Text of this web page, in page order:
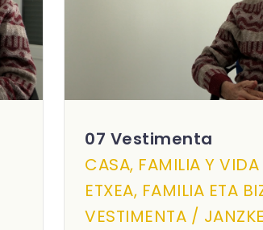
07 Vestimenta
CASA, FAMILIA Y
ETXEA, FAMILIA ETA
VESTIMENTA /